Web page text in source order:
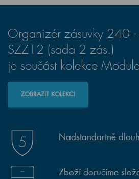
Organizér zásuvky 240 -
SZZ12 (sada 2 zás.)
je součást kolekce
ZOBRAZIT KOLEKCI
Nadstandartně
Zboží doručíme